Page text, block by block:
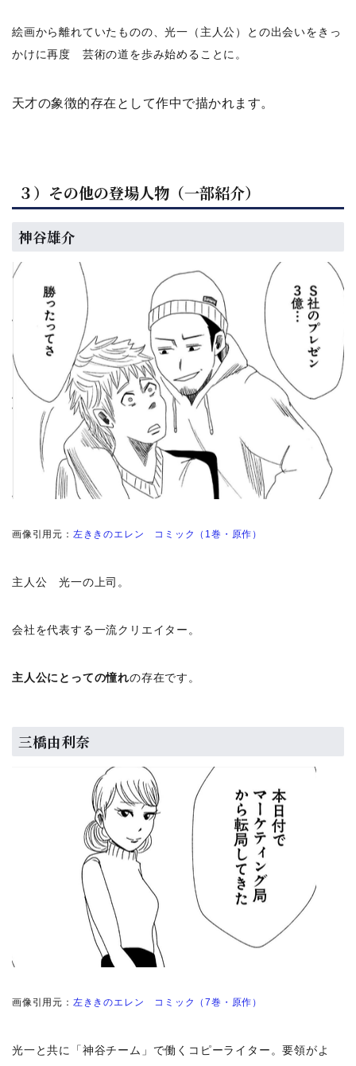
絵画から離れていたものの、光一（主人公）との出会いをきっ
かけに再度 芸術の道を歩み始めることに。
天才の象徴的存在として作中で描かれます。
３）その他の登場人物（一部紹介）
神谷雄介
画像引用元： 左ききのエレン コミック（1巻・原作）
主人公 光一の上司。
会社を代表する一流クリエイター。
主人公にとっての憧れの存在です。
三橋由利奈
画像引用元： 左ききのエレン コミック（7巻・原作）
光一と共に「神谷チーム」で働くコピーライター。要領がよ